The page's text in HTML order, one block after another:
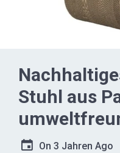
Stuhl aus
Möbeloption
On 3 Jahren Ago